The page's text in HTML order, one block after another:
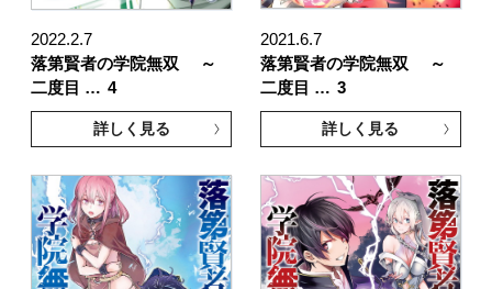
2022.2.7
落第賢者の学院無双 ～
二度目 … 4
詳しく見る
2021.6.7
落第賢者の学院無双 ～
二度目 … 3
詳しく見る